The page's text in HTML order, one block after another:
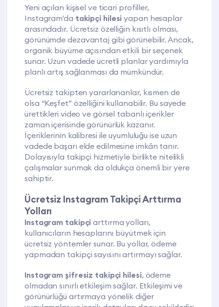
Yeni açılan kişisel ve ticari profiller,
Instagram'da takipçi hilesi yapan hesaplar
arasındadır. Ücretsiz özelliğin kısıtlı olması,
görünümde dezavantaj gibi görünebilir. Ancak,
organik büyüme açısından etkili bir seçenek
sunar. Uzun vadede ücretli planlar yardımıyla
planlı artış sağlanması da mümkündür.
Ücretsiz takipten yararlananlar, kısmen de
olsa “Keşfet” özelliğini kullanabilir. Bu sayede
ürettikleri video ve görsel tabanlı içerikler
zaman içerisinde görünürlük kazanır.
İçeriklerinin kalibresi ile uyumluluğu ise uzun
vadede başarı elde edilmesine imkân tanır.
Dolayısıyla takipçi hizmetiyle birlikte nitelikli
çalışmalar sunmak da oldukça önemli bir yere
sahiptir.
Ücretsiz Instagram Takipçi Arttırma
Yolları
Instagram takipçi arttırma yolları,
kullanıcıların hesaplarını büyütmek için
ücretsiz yöntemler sunar. Bu yollar, ödeme
yapmadan takipçi sayısını artırmayı sağlar.
Instagram şifresiz takipçi hilesi, ödeme
olmadan sınırlı etkileşim sağlar. Etkileşimi ve
görünürlüğü artırmaya yönelik diğer